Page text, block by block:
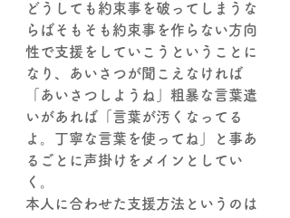
どうしても約束事を破ってしまうな
らばそもそも約束事を作らない方向
性で支援をしていこうということに
なり、あいさつが聞こえなければ
「あいさつしようね」粗暴な言葉遣
いがあれば「言葉が汚くなってる
よ。丁寧な言葉を使ってね」と事あ
るごとに声掛けをメインとしてい
く。
本人に合わせた支援方法というのは